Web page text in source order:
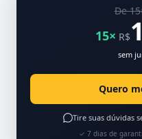
De
15× R$
sem
Quero
Tire suas dúvidas
✓ 7 dias de